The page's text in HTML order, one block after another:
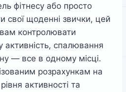
фітнесу або просто
свої щоденні звички, цей
контролювати
активність, спалювання
— все в одному місці.
розрахункам на
активності та